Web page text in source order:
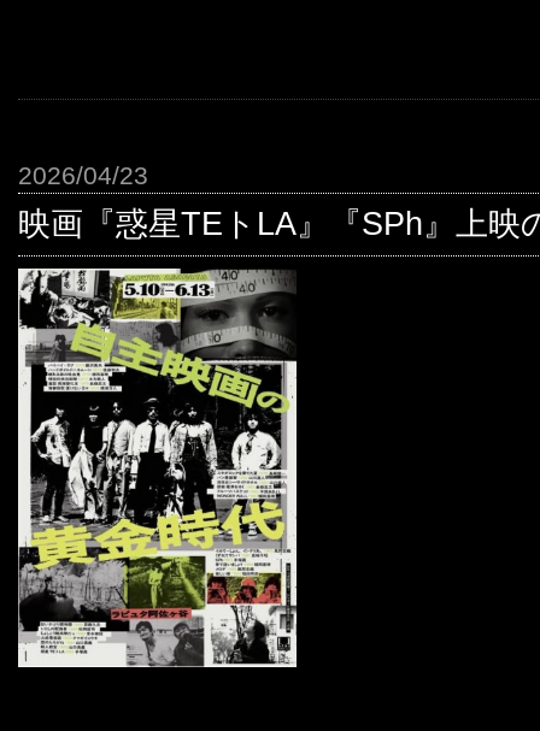
2026/04/23
映画『惑星TEトLA』『SPh』上映